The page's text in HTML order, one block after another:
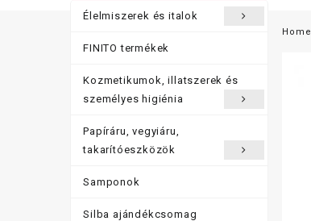
Élelmiszerek és italok
FINITO termékek
Kozmetikumok, illatszerek és
személyes higiénia
Papíráru, vegyiáru,
takarítóeszközök
Samponok
Silba ajándékcsomag
Home